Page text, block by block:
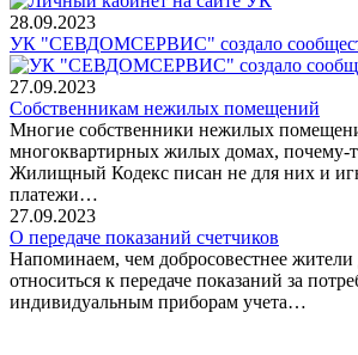
28.09.2023
УК "СЕВДОМСЕРВИС" создало
27.09.2023
Собственникам нежилых помещений
Многие собственники нежилых
многоквартирных жилых домах, почему-
Жилищный Кодекс писан не для них и
платежи…
27.09.2023
О передаче показаний счетчиков
Напоминаем, чем добросовестнее жители
относиться к передаче показаний за
индивидуальным приборам учета…